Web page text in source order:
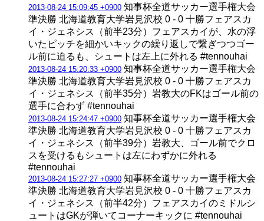
2013-08-24 15:09:45 +0900 知事杯全道サッカー選手権大会
準決勝 北海道教育大学岩見沢校 0 - 0 十勝フェアスカ
イ・ジェネシス（前半23分）フェアスカイが、水の浮
いたピッチを細かいキックの繰り返しで繋ぎつつゴー
ル前に迫るも、シュートは左上に外れる #tennouhai
2013-08-24 15:20:33 +0900 知事杯全道サッカー選手権大会
準決勝 北海道教育大学岩見沢校 0 - 0 十勝フェアスカ
イ・ジェネシス（前半35分）岩教大のFKはゴール前の
選手に合わず #tennouhai
2013-08-24 15:24:47 +0900 知事杯全道サッカー選手権大会
準決勝 北海道教育大学岩見沢校 0 - 0 十勝フェアスカ
イ・ジェネシス（前半39分）岩教大、ゴール前でクロ
スを受けるもシュートは左にわずかに外れる
#tennouhai
2013-08-24 15:27:27 +0900 知事杯全道サッカー選手権大会
準決勝 北海道教育大学岩見沢校 0 - 0 十勝フェアスカ
イ・ジェネシス（前半42分）フェアスカイのミドルシ
ュートはGKが弾いてコーナーキックに #tennouhai